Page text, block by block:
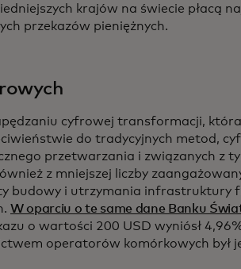
krajów na świecie płacą
przekazów pieniężnych.
cyfrowej transformacji,
do tradycyjnych metod,
przetwarzania i związanych z
z mniejszej liczby
budowy i utrzymania infrastruktury
W oparciu o te same dane Banku
o wartości 200 USD wyniósł
operatorów komórkowych był